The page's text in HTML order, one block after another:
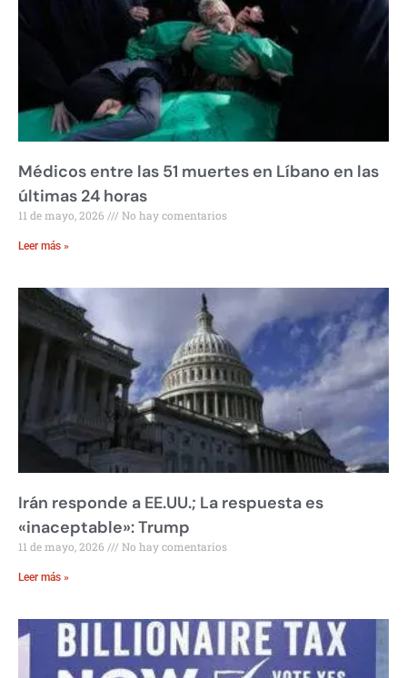
Médicos entre las 51 muertes en Líbano en las
últimas 24 horas
11 de mayo, 2026 No hay comentarios
Leer más »
Irán responde a EE.UU.; La respuesta es
«inaceptable»: Trump
11 de mayo, 2026 No hay comentarios
Leer más »